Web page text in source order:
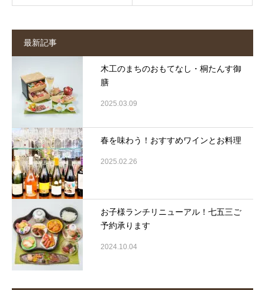
最新記事
木工のまちのおもてなし・桐たんす御
膳
2025.03.09
春を味わう！おすすめワインとお料理
2025.02.26
お子様ランチリニューアル！七五三ご
予約承ります
2024.10.04